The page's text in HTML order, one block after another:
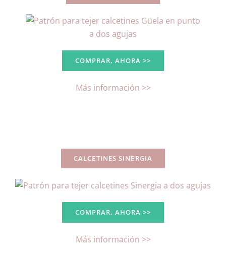
COMPRAR, AHORA >>
Más información >>
CALCETINES SINERGIA
COMPRAR, AHORA >>
Más información >>